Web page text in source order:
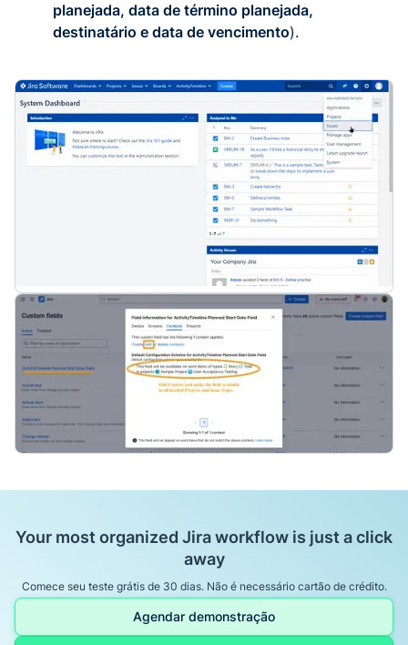
planejada, data de término planejada,
destinatário e data de vencimento).
Your most organized Jira workflow is just a click
away
Comece seu teste grátis de 30 dias. Não é necessário cartão de crédito.
Agendar demonstração